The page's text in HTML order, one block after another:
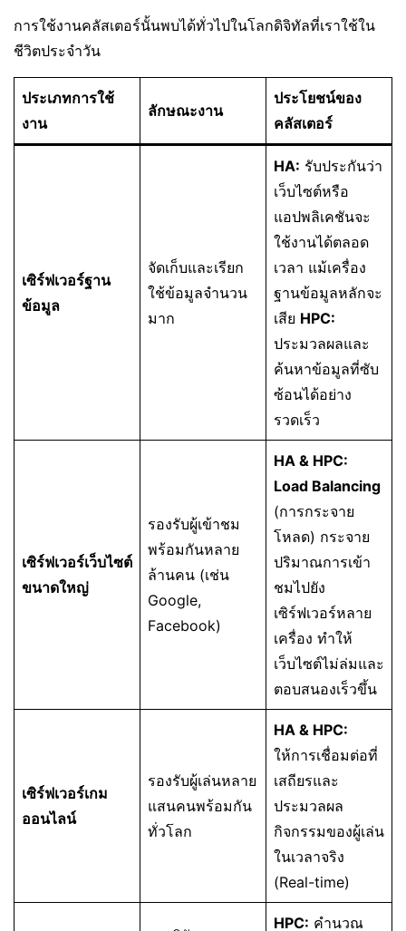
การใช้งานคลัสเตอร์นั้นพบได้ทั่วไปในโลกดิจิทัลที่เราใช้ใน
ชีวิตประจำวัน
ประเภทการใช้
งาน
ลักษณะงาน
ประโยชน์ของ
คลัสเตอร์
เซิร์ฟเวอร์ฐาน
ข้อมูล
จัดเก็บและเรียก
ใช้ข้อมูลจำนวน
มาก
HA: รับประกันว่า
เว็บไซต์หรือ
แอปพลิเคชันจะ
ใช้งานได้ตลอด
เวลา แม้เครื่อง
ฐานข้อมูลหลักจะ
เสีย HPC:
ประมวลผลและ
ค้นหาข้อมูลที่ซับ
ซ้อนได้อย่าง
รวดเร็ว
เซิร์ฟเวอร์เว็บไซต์
ขนาดใหญ่
รองรับผู้เข้าชม
พร้อมกันหลาย
ล้านคน (เช่น
Google,
Facebook)
HA & HPC:
Load Balancing
(การกระจาย
โหลด) กระจาย
ปริมาณการเข้า
ชมไปยัง
เซิร์ฟเวอร์หลาย
เครื่อง ทำให้
เว็บไซต์ไม่ล่มและ
ตอบสนองเร็วขึ้น
เซิร์ฟเวอร์เกม
ออนไลน์
รองรับผู้เล่นหลาย
แสนคนพร้อมกัน
ทั่วโลก
HA & HPC:
ให้การเชื่อมต่อที่
เสถียรและ
ประมวลผล
กิจกรรมของผู้เล่น
ในเวลาจริง
(Real-time)
HPC: คำนวณ